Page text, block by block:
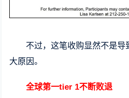
不过，这笔收购显然不是
大原因。
全球第一tier 1不断败退